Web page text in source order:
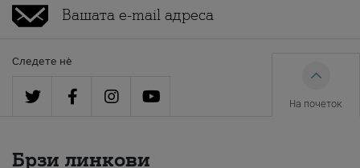
Следете нè
На почеток
Брзи линкови